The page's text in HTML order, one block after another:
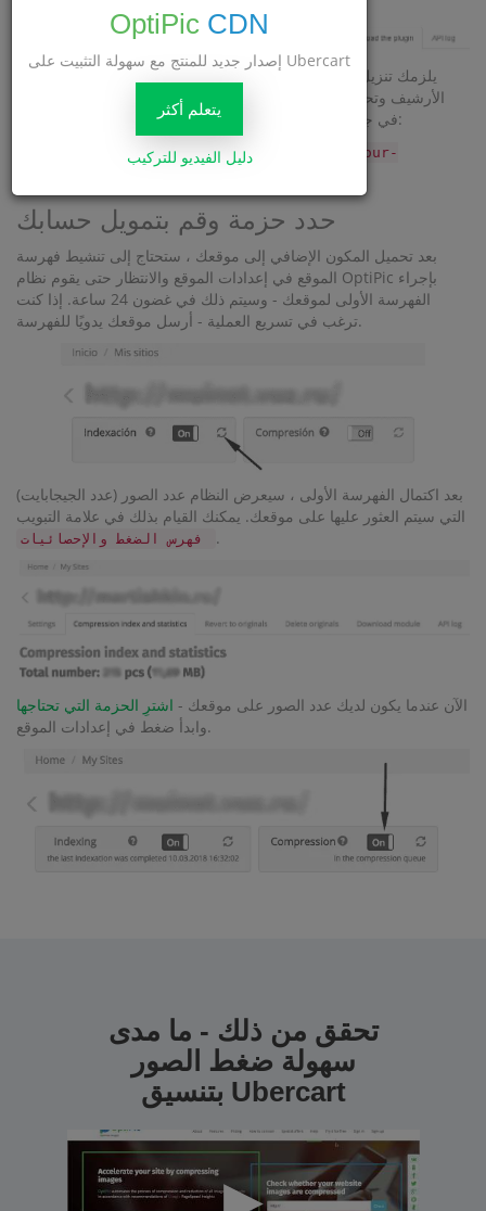
يلزمك تنزيل الأرشيف باستخدام المكون الإضافي. قم بفك ضغط هذا
الأرشيف وتحميله إلى موقعك (إلى المجلد الجذر للموقع). نتيجة لذلك ،
optipic.io
في جذر الموقع بهذه البنية:
http://your-
حدد حزمة وقم بتمويل حسابك
بعد تحميل المكون الإضافي إلى موقعك ، ستحتاج إلى تنشيط فهرسة
الموقع في إعدادات الموقع والانتظار حتى يقوم نظام OptiPic بإجراء
الفهرسة الأولى لموقعك - وسيتم ذلك في غضون 24 ساعة. إذا كنت
ترغب في تسريع العملية - أرسل موقعك يدويًا للفهرسة.
بعد اكتمال الفهرسة الأولى ، سيعرض النظام عدد الصور (عدد الجيجابايت)
التي سيتم العثور عليها على موقعك. يمكنك القيام بذلك في علامة التبويب
.
الآن عندما يكون لديك عدد الصور على موقعك - اشترِ الحزمة التي تحتاجها
وابدأ ضغط في إعدادات الموقع.
تحقق من ذلك - ما مدى
سهولة ضغط الصور
بتنسيق Ubercart
OptiPic CDN
إصدار جديد للمنتج مع سهولة التثبيت على Ubercart
يتعلم أكثر
دليل الفيديو للتركيب